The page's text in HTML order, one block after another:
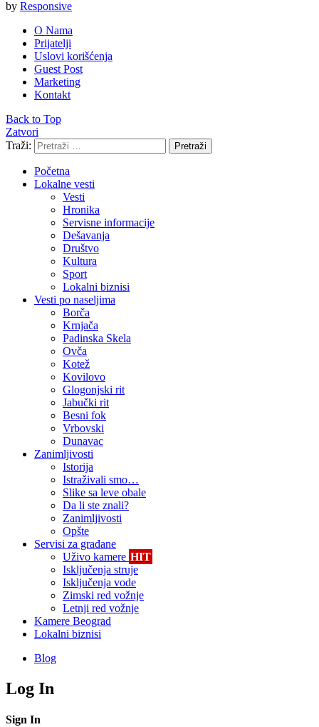
by Responsive
O Nama
Prijatelji
Uslovi korišćenja
Guest Post
Marketing
Kontakt
Back to Top
Zatvori
Traži:
Pretraži
Početna
Lokalne vesti
Vesti
Hronika
Servisne informacije
Dešavanja
Društvo
Kultura
Sport
Lokalni biznisi
Vesti po naseljima
Borča
Krnjača
Padinska Skela
Ovča
Kotež
Kovilovo
Glogonjski rit
Jabučki rit
Besni fok
Vrbovski
Dunavac
Zanimljivosti
Istorija
Istraživali smo…
Slike sa leve obale
Da li ste znali?
Zanimljivosti
Opšte
Servisi za građane
Uživo kamere HIT
Isključenja struje
Isključenja vode
Zimski red vožnje
Letnji red vožnje
Kamere Beograd
Lokalni biznisi
Blog
Log In
Sign In